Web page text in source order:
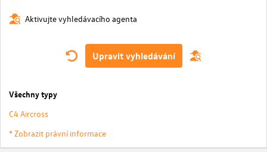
Aktivujte vyhledávacího agenta
Upravit vyhledávání
Všechny typy
C4 Aircross
* Zobrazit právní informace